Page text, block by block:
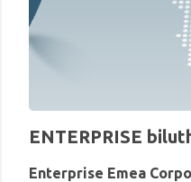
ENTERPRISE
Enterprise Emea